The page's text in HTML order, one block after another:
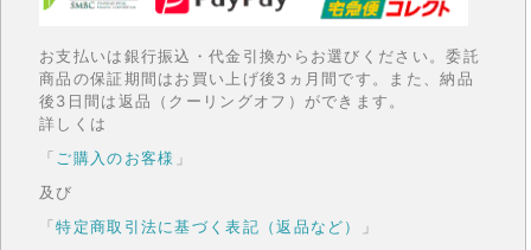
お支払いは銀行振込・代金引換からお選びください。委託
商品の保証期間はお買い上げ後3ヵ月間です。また、納品
後3日間は返品（クーリングオフ）ができます。
詳しくは
「ご購入のお客様 」
及び
「特定商取引法に基づく表記（返品など）
」